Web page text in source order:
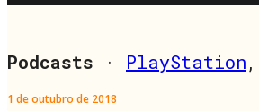
Podcasts · PlayStation,
1 de outubro de 2018